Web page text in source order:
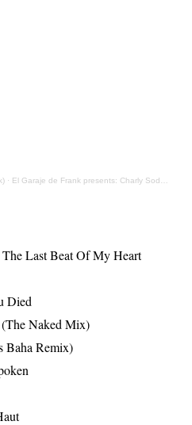
· El Garaje de Frank presents: Charly Sodiaz
Last Beat Of My Heart
Died
Naked Mix)
Baha Remix)